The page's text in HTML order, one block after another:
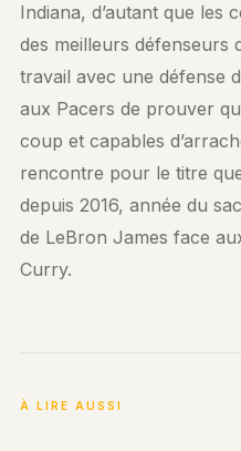
Indiana, d’autant que les
des meilleurs défenseurs
travail avec une défense
aux Pacers de prouver
coup et capables
rencontre pour le titre
depuis 2016, année du
de LeBron James face
Curry.
À LIRE AUSSI